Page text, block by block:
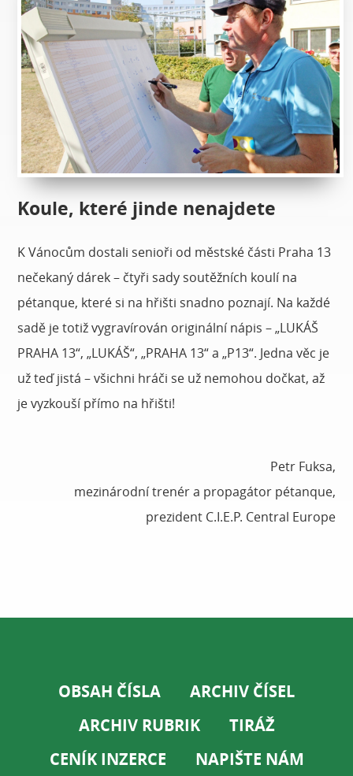
Koule, které jinde nenajdete
K Vánocům dostali senioři od městské části Praha 13
nečekaný dárek – čtyři sady soutěžních koulí na
pétanque, které si na hřišti snadno poznají. Na každé
sadě je totiž vygravírován originální nápis – „LUKÁŠ
PRAHA 13“, „LUKÁŠ“, „PRAHA 13“ a „P13“. Jedna věc je
už teď jistá – všichni hráči se už nemohou dočkat, až
je vyzkouší přímo na hřišti!
Petr Fuksa,
mezinárodní trenér a propagátor pétanque,
prezident C.I.E.P. Central Europe
OBSAH ČÍSLA
ARCHIV ČÍSEL
ARCHIV RUBRIK
TIRÁŽ
CENÍK INZERCE
NAPIŠTE NÁM